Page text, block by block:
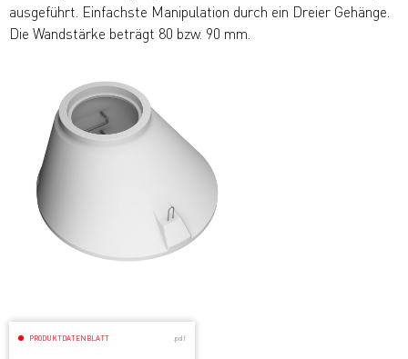
ausgeführt. Einfachste Manipulation durch ein Dreier Gehänge.
Die Wandstärke beträgt 80 bzw. 90 mm.
PRODUKTDATENBLATT .pdf